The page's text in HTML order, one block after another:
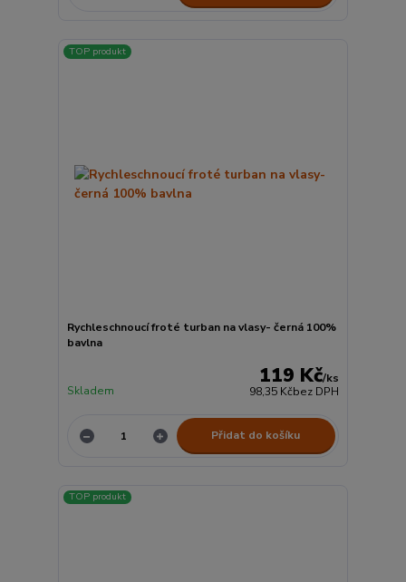
TOP produkt
Rychleschnoucí froté turban na vlasy- černá 100%
bavlna
119 Kč/ks
98,35 Kčbez DPH
Skladem
Přidat do košíku
TOP produkt